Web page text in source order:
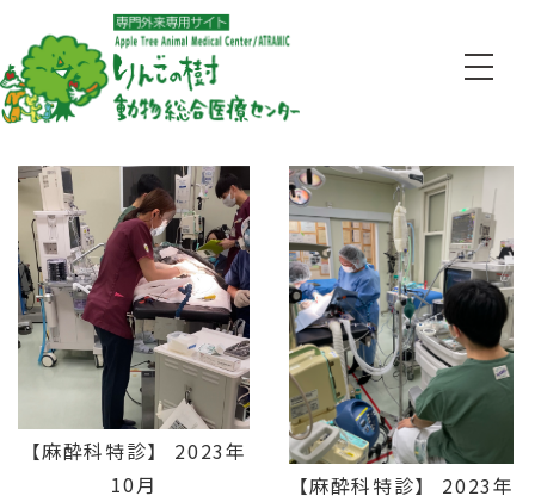
【麻酔科特診】 2023年
10月
【麻酔科特診】 2023年